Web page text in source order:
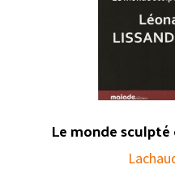
Le monde sculpté